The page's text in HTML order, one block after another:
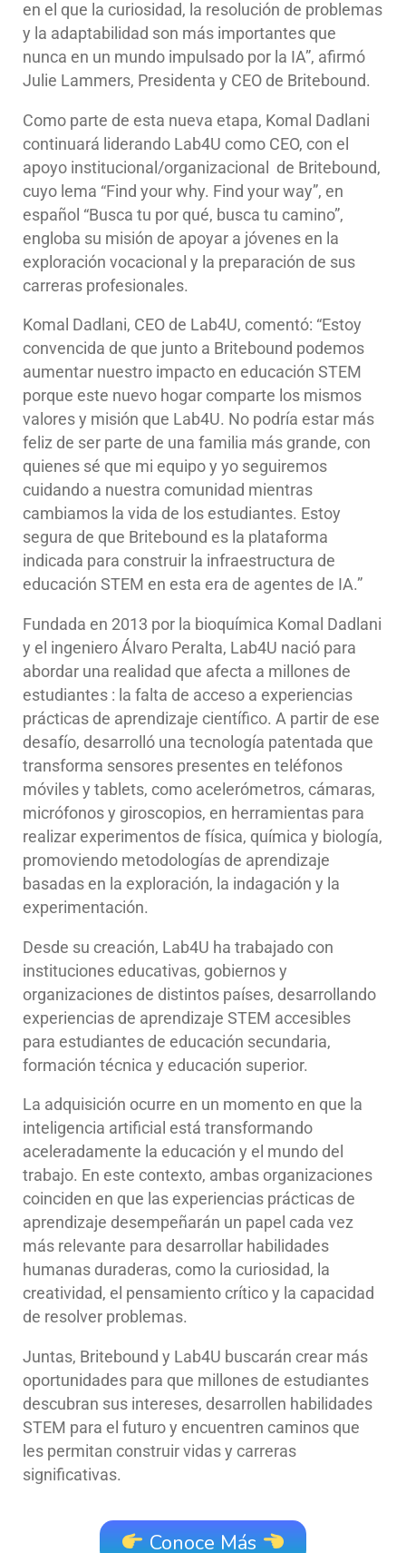
en el que la curiosidad, la resolución de problemas
y la adaptabilidad son más importantes que
nunca en un mundo impulsado por la IA”, afirmó
Julie Lammers, Presidenta y CEO de Britebound.
Como parte de esta nueva etapa, Komal Dadlani
continuará liderando Lab4U como CEO, con el
apoyo institucional/organizacional de Britebound,
cuyo lema “Find your why. Find your way”, en
español “Busca tu por qué, busca tu camino”,
engloba su misión de apoyar a jóvenes en la
exploración vocacional y la preparación de sus
carreras profesionales.
Komal Dadlani, CEO de Lab4U, comentó: “Estoy
convencida de que junto a Britebound podemos
aumentar nuestro impacto en educación STEM
porque este nuevo hogar comparte los mismos
valores y misión que Lab4U. No podría estar más
feliz de ser parte de una familia más grande, con
quienes sé que mi equipo y yo seguiremos
cuidando a nuestra comunidad mientras
cambiamos la vida de los estudiantes. Estoy
segura de que Britebound es la plataforma
indicada para construir la infraestructura de
educación STEM en esta era de agentes de IA.”
Fundada en 2013 por la bioquímica Komal Dadlani
y el ingeniero Álvaro Peralta, Lab4U nació para
abordar una realidad que afecta a millones de
estudiantes : la falta de acceso a experiencias
prácticas de aprendizaje científico. A partir de ese
desafío, desarrolló una tecnología patentada que
transforma sensores presentes en teléfonos
móviles y tablets, como acelerómetros, cámaras,
micrófonos y giroscopios, en herramientas para
realizar experimentos de física, química y biología,
promoviendo metodologías de aprendizaje
basadas en la exploración, la indagación y la
experimentación.
Desde su creación, Lab4U ha trabajado con
instituciones educativas, gobiernos y
organizaciones de distintos países, desarrollando
experiencias de aprendizaje STEM accesibles
para estudiantes de educación secundaria,
formación técnica y educación superior.
La adquisición ocurre en un momento en que la
inteligencia artificial está transformando
aceleradamente la educación y el mundo del
trabajo. En este contexto, ambas organizaciones
coinciden en que las experiencias prácticas de
aprendizaje desempeñarán un papel cada vez
más relevante para desarrollar habilidades
humanas duraderas, como la curiosidad, la
creatividad, el pensamiento crítico y la capacidad
de resolver problemas.
Juntas, Britebound y Lab4U buscarán crear más
oportunidades para que millones de estudiantes
descubran sus intereses, desarrollen habilidades
STEM para el futuro y encuentren caminos que
les permitan construir vidas y carreras
significativas.
Conoce Más